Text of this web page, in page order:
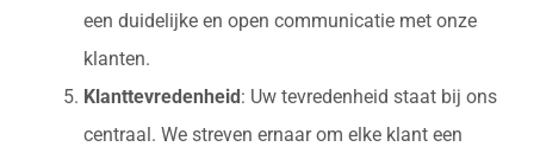
een duidelijke en open communicatie met onze
klanten.
Klanttevredenheid : Uw tevredenheid staat bij ons
centraal. We streven ernaar om elke klant een